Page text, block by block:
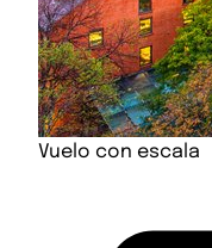
Vuelo con escala